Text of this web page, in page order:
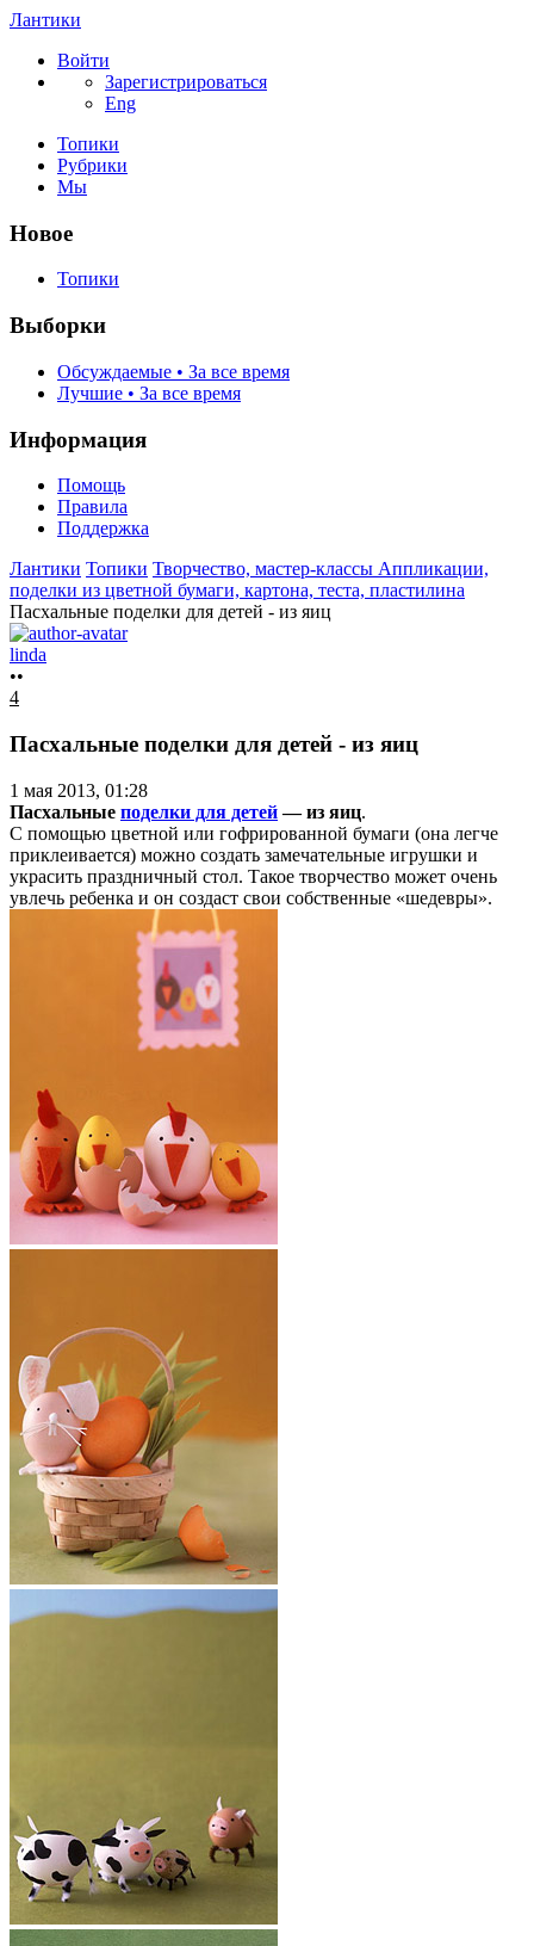
Лантики
Войти
Зарегистрироваться
Eng
Топики
Рубрики
Мы
Новое
Топики
Выборки
Обсуждаемые • За все время
Лучшие • За все время
Информация
Помощь
Правила
Поддержка
Лантики Топики Творчество, мастер-классы Аппликации,
поделки из цветной бумаги, картона, теста, пластилина
Пасхальные поделки для детей - из яиц
linda
••
4
Пасхальные поделки для детей - из яиц
1 мая 2013, 01:28
Пасхальные поделки для детей— из яиц.
С помощью цветной или гофрированной бумаги (она легче
приклеивается) можно создать замечательные игрушки и
украсить праздничный стол. Такое творчество может очень
увлечь ребенка и он создаст свои собственные «шедевры».